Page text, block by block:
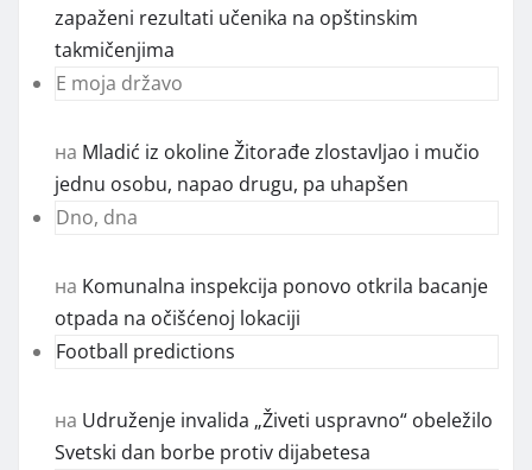
zapaženi rezultati učenika na opštinskim
takmičenjima
E moja državo
на Mladić iz okoline Žitorađe zlostavljao i mučio
jednu osobu, napao drugu, pa uhapšen
Dno, dna
на Komunalna inspekcija ponovo otkrila bacanje
otpada na očišćenoj lokaciji
Football predictions
на Udruženje invalida „Živeti uspravno“ obeležilo
Svetski dan borbe protiv dijabetesa